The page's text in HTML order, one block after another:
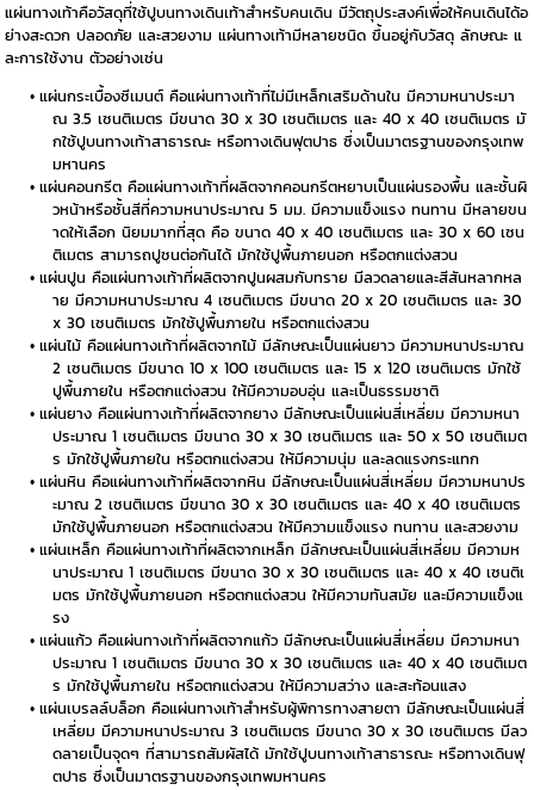
แผ่นทางเท้าคือวัสดุที่ใช้ปูบนทางเดินเท้าสำหรับคนเดิน มีวัตถุประสงค์เพื่อให้คนเดินได้อ
ย่างสะดวก ปลอดภัย และสวยงาม แผ่นทางเท้ามีหลายชนิด ขึ้นอยู่กับวัสดุ ลักษณะ แ
ละการใช้งาน ตัวอย่างเช่น
แผ่นกระเบื้องซีเมนต์ คือแผ่นทางเท้าที่ไม่มีเหล็กเสริมด้านใน มีความหนาประมา
ณ 3.5 เซนติเมตร มีขนาด 30 x 30 เซนติเมตร และ 40 x 40 เซนติเมตร มั
กใช้ปูบนทางเท้าสาธารณะ หรือทางเดินฟุตปาธ ซึ่งเป็นมาตรฐานของกรุงเทพ
มหานคร
แผ่นคอนกรีต คือแผ่นทางเท้าที่ผลิตจากคอนกรีตหยาบเป็นแผ่นรองพื้น และชั้นผิ
วหน้าหรือชั้นสีที่ความหนาประมาณ 5 มม. มีความแข็งแรง ทนทาน มีหลายขน
าดให้เลือก นิยมมากที่สุด คือ ขนาด 40 x 40 เซนติเมตร และ 30 x 60 เซน
ติเมตร สามารถปูชนต่อกันได้ มักใช้ปูพื้นภายนอก หรือตกแต่งสวน
แผ่นปูน คือแผ่นทางเท้าที่ผลิตจากปูนผสมกับทราย มีลวดลายและสีสันหลากหล
าย มีความหนาประมาณ 4 เซนติเมตร มีขนาด 20 x 20 เซนติเมตร และ 30
x 30 เซนติเมตร มักใช้ปูพื้นภายใน หรือตกแต่งสวน
แผ่นไม้ คือแผ่นทางเท้าที่ผลิตจากไม้ มีลักษณะเป็นแผ่นยาว มีความหนาประมาณ
2 เซนติเมตร มีขนาด 10 x 100 เซนติเมตร และ 15 x 120 เซนติเมตร มักใช้
ปูพื้นภายใน หรือตกแต่งสวน ให้มีความอบอุ่น และเป็นธรรมชาติ
แผ่นยาง คือแผ่นทางเท้าที่ผลิตจากยาง มีลักษณะเป็นแผ่นสี่เหลี่ยม มีความหนา
ประมาณ 1 เซนติเมตร มีขนาด 30 x 30 เซนติเมตร และ 50 x 50 เซนติเมต
ร มักใช้ปูพื้นภายใน หรือตกแต่งสวน ให้มีความนุ่ม และลดแรงกระแทก
แผ่นหิน คือแผ่นทางเท้าที่ผลิตจากหิน มีลักษณะเป็นแผ่นสี่เหลี่ยม มีความหนาปร
ะมาณ 2 เซนติเมตร มีขนาด 30 x 30 เซนติเมตร และ 40 x 40 เซนติเมตร
มักใช้ปูพื้นภายนอก หรือตกแต่งสวน ให้มีความแข็งแรง ทนทาน และสวยงาม
แผ่นเหล็ก คือแผ่นทางเท้าที่ผลิตจากเหล็ก มีลักษณะเป็นแผ่นสี่เหลี่ยม มีความห
นาประมาณ 1 เซนติเมตร มีขนาด 30 x 30 เซนติเมตร และ 40 x 40 เซนติเ
มตร มักใช้ปูพื้นภายนอก หรือตกแต่งสวน ให้มีความทันสมัย และมีความแข็งแ
รง
แผ่นแก้ว คือแผ่นทางเท้าที่ผลิตจากแก้ว มีลักษณะเป็นแผ่นสี่เหลี่ยม มีความหนา
ประมาณ 1 เซนติเมตร มีขนาด 30 x 30 เซนติเมตร และ 40 x 40 เซนติเมต
ร มักใช้ปูพื้นภายใน หรือตกแต่งสวน ให้มีความสว่าง และสะท้อนแสง
แผ่นเบรลล์บล็อก คือแผ่นทางเท้าสำหรับผู้พิการทางสายตา มีลักษณะเป็นแผ่นสี่
เหลี่ยม มีความหนาประมาณ 3 เซนติเมตร มีขนาด 30 x 30 เซนติเมตร มีลว
ดลายเป็นจุดๆ ที่สามารถสัมผัสได้ มักใช้ปูบนทางเท้าสาธารณะ หรือทางเดินฟุ
ตปาธ ซึ่งเป็นมาตรฐานของกรุงเทพมหานคร